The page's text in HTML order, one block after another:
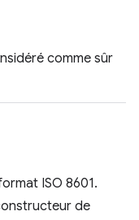
comme sûr
ISO 8601.
de